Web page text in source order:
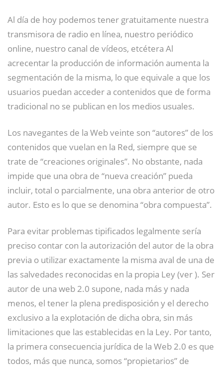
Al día de hoy podemos tener gratuitamente nuestra
transmisora de radio en línea, nuestro periódico
online, nuestro canal de vídeos, etcétera Al
acrecentar la producción de información aumenta la
segmentación de la misma, lo que equivale a que los
usuarios puedan acceder a contenidos que de forma
tradicional no se publican en los medios usuales.
Los navegantes de la Web veinte son “autores” de los
contenidos que vuelan en la Red, siempre que se
trate de “creaciones originales”. No obstante, nada
impide que una obra de “nueva creación” pueda
incluir, total o parcialmente, una obra anterior de otro
autor. Esto es lo que se denomina “obra compuesta”.
Para evitar problemas tipificados legalmente sería
preciso contar con la autorización del autor de la obra
previa o utilizar exactamente la misma aval de una de
las salvedades reconocidas en la propia Ley (ver ). Ser
autor de una web 2.0 supone, nada más y nada
menos, el tener la plena predisposición y el derecho
exclusivo a la explotación de dicha obra, sin más
limitaciones que las establecidas en la Ley. Por tanto,
la primera consecuencia jurídica de la Web 2.0 es que
todos, más que nunca, somos “propietarios” de